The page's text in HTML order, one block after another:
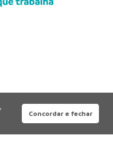
Concordar e fechar